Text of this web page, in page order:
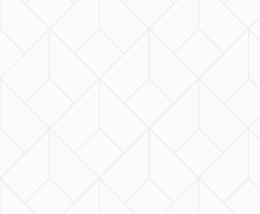
have
not